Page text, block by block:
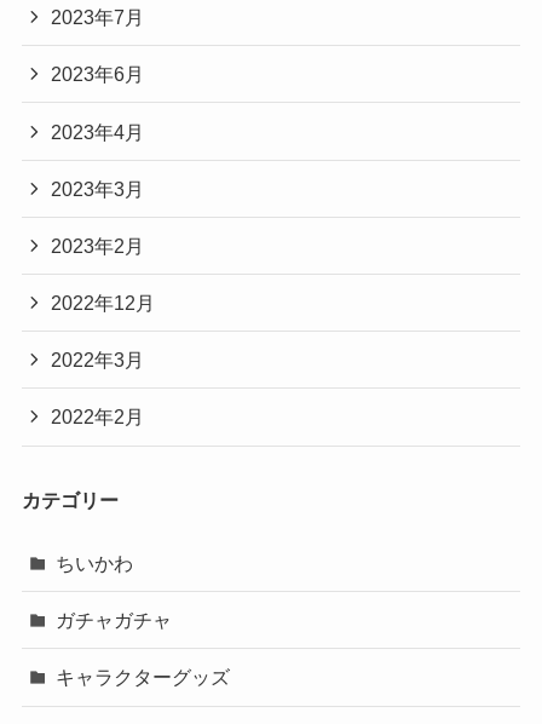
2023年7月
2023年6月
2023年4月
2023年3月
2023年2月
2022年12月
2022年3月
2022年2月
カテゴリー
ちいかわ
ガチャガチャ
キャラクターグッズ